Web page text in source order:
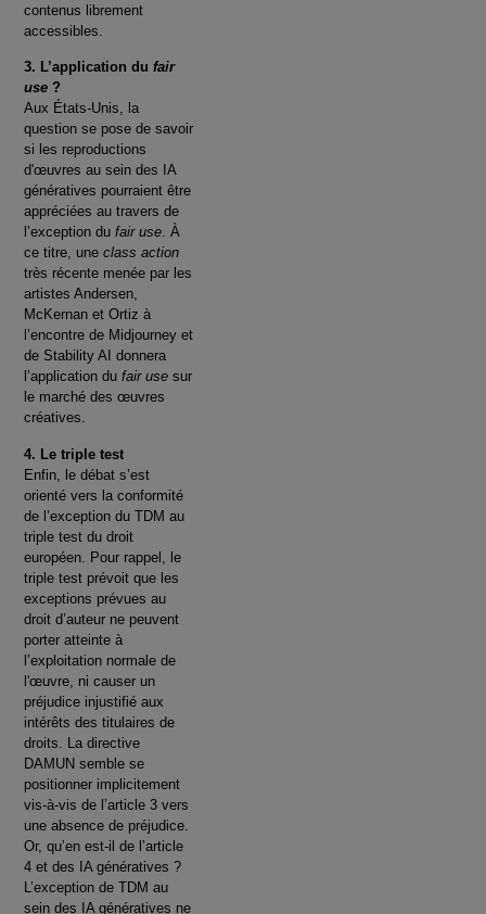
contenus librement
accessibles.
3. L’application du fair
use ?
Aux États-Unis, la
question se pose de savoir
si les reproductions
d'œuvres au sein des IA
génératives pourraient être
appréciées au travers de
l’exception du fair use. À
ce titre, une class action
très récente menée par les
artistes Andersen,
McKernan et Ortiz à
l’encontre de Midjourney et
de Stability AI donnera
l’application du fair use sur
le marché des œuvres
créatives.
4. Le triple test
Enfin, le débat s’est
orienté vers la conformité
de l’exception du TDM au
triple test du droit
européen. Pour rappel, le
triple test prévoit que les
exceptions prévues au
droit d’auteur ne peuvent
porter atteinte à
l’exploitation normale de
l'œuvre, ni causer un
préjudice injustifié aux
intérêts des titulaires de
droits. La directive
DAMUN semble se
positionner implicitement
vis-à-vis de l’article 3 vers
une absence de préjudice.
Or, qu’en est-il de l’article
4 et des IA génératives ?
L’exception de TDM au
sein des IA génératives ne